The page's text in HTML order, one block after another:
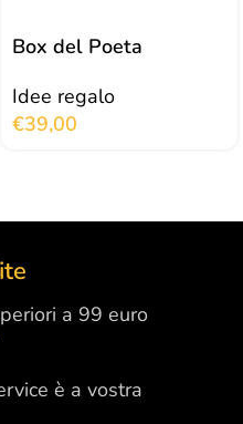
Box del Poeta
Idee regalo
€39,00
a 99 euro
è a vostra